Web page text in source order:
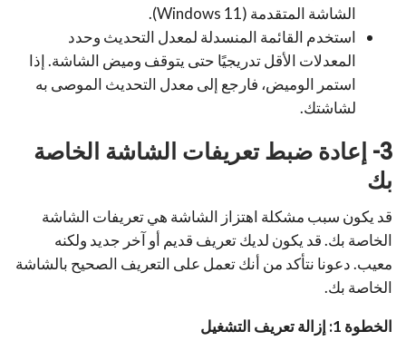
الشاشة المتقدمة (Windows 11).
استخدم القائمة المنسدلة لمعدل التحديث وحدد
المعدلات الأقل تدريجيًا حتى يتوقف وميض الشاشة. إذا
استمر الوميض، فارجع إلى معدل التحديث الموصى به
لشاشتك.
3- إعادة ضبط تعريفات الشاشة الخاصة
بك
قد يكون سبب مشكلة اهتزاز الشاشة هي تعريفات الشاشة
الخاصة بك. قد يكون لديك تعريف قديم أو آخر جديد ولكنه
معيب. دعونا نتأكد من أنك تعمل على التعريف الصحيح بالشاشة
الخاصة بك.
الخطوة 1: إزالة تعريف التشغيل